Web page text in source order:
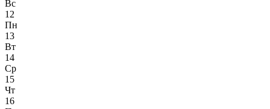
Вс
12
Пн
13
Вт
14
Ср
15
Чт
16